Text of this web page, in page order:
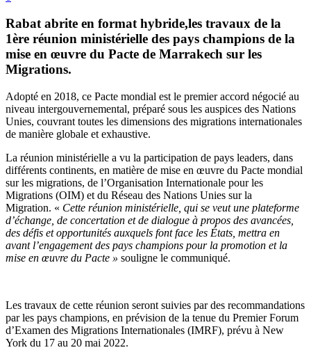
Rabat abrite en format hybride,les travaux de la
1ère réunion ministérielle des pays champions de la
mise en œuvre du Pacte de Marrakech sur les
Migrations.
Adopté en 2018, ce Pacte mondial est le premier accord négocié au
niveau intergouvernemental, préparé sous les auspices des Nations
Unies, couvrant toutes les dimensions des migrations internationales
de manière globale et exhaustive.
La réunion ministérielle a vu la participation de pays leaders, dans
différents continents, en matière de mise en œuvre du Pacte mondial
sur les migrations, de l’Organisation Internationale pour les
Migrations (OIM) et du Réseau des Nations Unies sur la
Migration. « Cette réunion ministérielle, qui se veut une plateforme
d’échange, de concertation et de dialogue à propos des avancées,
des défis et opportunités auxquels font face les États, mettra en
avant l’engagement des pays champions pour la promotion et la
mise en œuvre du Pacte » souligne le communiqué.
Les travaux de cette réunion seront suivies par des recommandations
par les pays champions, en prévision de la tenue du Premier Forum
d’Examen des Migrations Internationales (IMRF), prévu à New
York du 17 au 20 mai 2022.